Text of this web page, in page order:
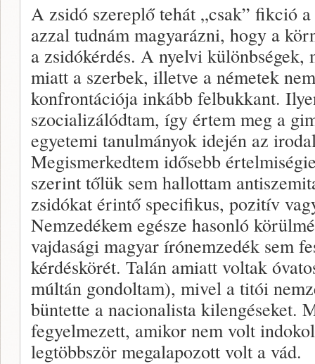
A zsidó szereplő tehát „csak” fikció
azzal tudnám magyarázni, hogy a
a zsidókérdés. A nyelvi
miatt a szerbek, illetve a németek
konfrontációja inkább felbukkant.
szocializálódtam, így értem meg a
egyetemi tanulmányok idején az
Megismerkedtem idősebb
szerint tőlük sem hallottam
zsidókat érintő specifikus, pozitív
Nemzedékem egésze hasonló
vajdasági magyar írónemzedék sem
kérdéskörét. Talán amiatt voltak
múltán gondoltam), mivel a titói
büntette a nacionalista kilengéseket.
fegyelmezett, amikor nem volt
legtöbbször megalapozott volt a vád.